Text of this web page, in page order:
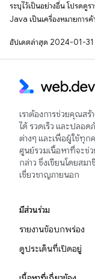
ระบุไว้เป็นอย่างอื่น โปรดดูร
Java เป็นเครื่องหมายการ
อัปเดตล่าสุด 2024-01-31
เราต้องการช่วยคุณสร้
ได้ รวดเร็ว และปลอด
ต่างๆ และเพื่อผู้ใช้ทุ
ศูนย์รวมเนื้อหาที่จะช่
กล่าว ซึ่งเขียนโดยสม
เชี่ยวชาญภายนอก
มีส่วนร่วม
รายงานข้อบกพร่อง
ดูประเด็นที่เปิดอยู่